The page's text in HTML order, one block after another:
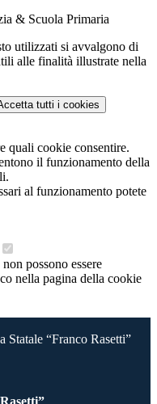
& Scuola Primaria
utilizzati si avvalgono di
alle finalità illustrate nella
tutti i cookies
quali cookie consentire.
il funzionamento della
al funzionamento potete
possono essere
nella pagina della cookie
Statale “Franco Rasetti”